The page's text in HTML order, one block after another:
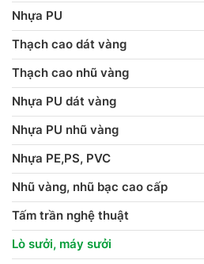
Nhựa PU
Thạch cao dát vàng
Thạch cao nhũ vàng
Nhựa PU dát vàng
Nhựa PU nhũ vàng
Nhựa PE,PS, PVC
Nhũ vàng, nhũ bạc cao cấp
Tấm trần nghệ thuật
Lò sưởi, máy sưởi